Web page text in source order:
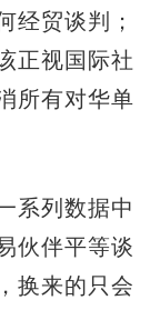
经贸谈判；
正视国际社
所有对华单
列数据中
伙伴平等谈
换来的只会